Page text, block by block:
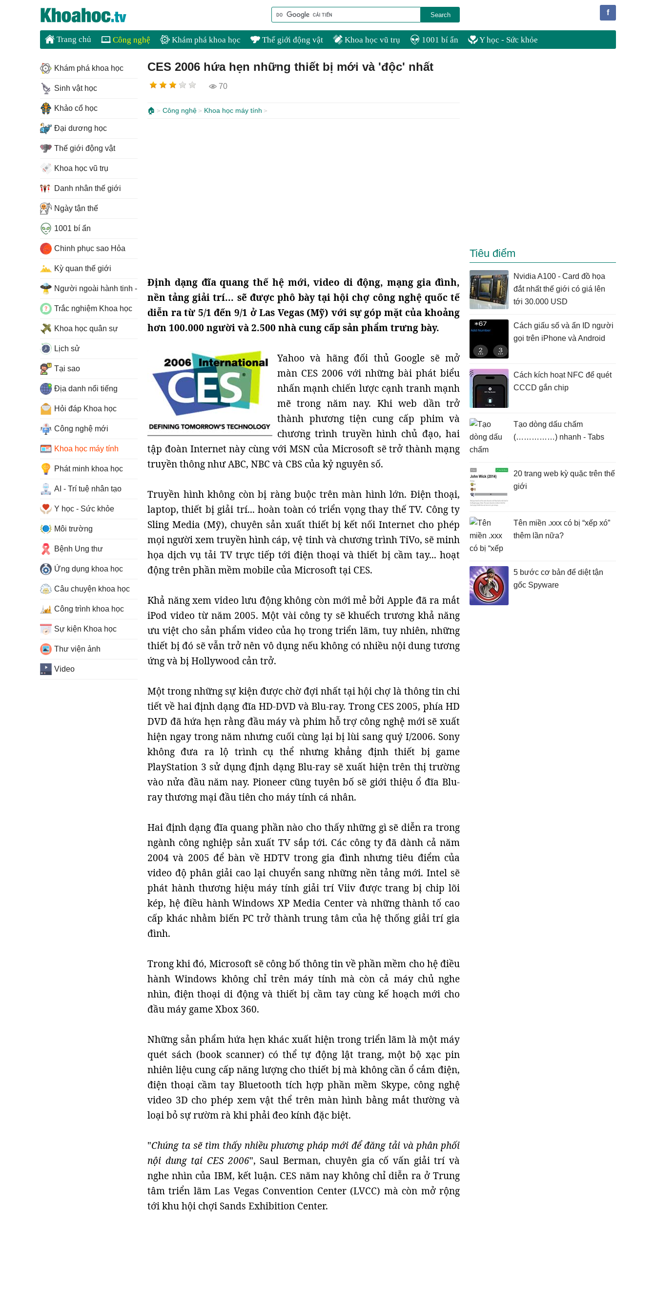
f
Trang chủ Công nghệ Khám phá khoa học Thế giới động vật Khoa học vũ trụ 1001 bí ẩn Y học - Sức khỏe
CES 2006 hứa hẹn những thiết bị mới và 'độc' nhất
70
🏠 Công nghệ Khoa học máy tính
Định dạng đĩa quang thế hệ mới, video di động, mạng gia đình,
nền tảng giải trí... sẽ được phô bày tại hội chợ công nghệ quốc tế
diễn ra từ 5/1 đến 9/1 ở Las Vegas (Mỹ) với sự góp mặt của khoảng
hơn 100.000 người và 2.500 nhà cung cấp sản phẩm trưng bày.
Yahoo và hãng đối thủ Google sẽ mở
màn CES 2006 với những bài phát biểu
nhấn mạnh chiến lược cạnh tranh mạnh
mẽ trong năm nay. Khi web dần trở
thành phương tiện cung cấp phim và
chương trình truyền hình chủ đạo, hai
tập đoàn Internet này cùng với MSN của Microsoft sẽ trở thành mạng
truyền thông như ABC, NBC và CBS của kỷ nguyên số.
Truyền hình không còn bị ràng buộc trên màn hình lớn. Điện thoại,
laptop, thiết bị giải trí... hoàn toàn có triển vọng thay thế TV. Công ty
Sling Media (Mỹ), chuyên sản xuất thiết bị kết nối Internet cho phép
mọi người xem truyền hình cáp, vệ tinh và chương trình TiVo, sẽ minh
họa dịch vụ tải TV trực tiếp tới điện thoại và thiết bị cầm tay... hoạt
động trên phần mềm mobile của Microsoft tại CES.
Khả năng xem video lưu động không còn mới mẻ bởi Apple đã ra mắt
iPod video từ năm 2005. Một vài công ty sẽ khuếch trương khả năng
ưu việt cho sản phẩm video của họ trong triển lãm, tuy nhiên, những
thiết bị đó sẽ vẫn trở nên vô dụng nếu không có nhiều nội dung tương
ứng và bị Hollywood cản trở.
Một trong những sự kiện được chờ đợi nhất tại hội chợ là thông tin chi
tiết về hai định dạng đĩa HD-DVD và Blu-ray. Trong CES 2005, phía HD
DVD đã hứa hẹn rằng đầu máy và phim hỗ trợ công nghệ mới sẽ xuất
hiện ngay trong năm nhưng cuối cùng lại bị lùi sang quý I/2006. Sony
không đưa ra lộ trình cụ thể nhưng khẳng định thiết bị game
PlayStation 3 sử dụng định dạng Blu-ray sẽ xuất hiện trên thị trường
vào nửa đầu năm nay. Pioneer cũng tuyên bố sẽ giới thiệu ổ đĩa Blu-
ray thương mại đầu tiên cho máy tính cá nhân.
Hai định dạng đĩa quang phần nào cho thấy những gì sẽ diễn ra trong
ngành công nghiệp sản xuất TV sắp tới. Các công ty đã dành cả năm
2004 và 2005 để bàn về HDTV trong gia đình nhưng tiêu điểm của
video độ phân giải cao lại chuyển sang những nền tảng mới. Intel sẽ
phát hành thương hiệu máy tính giải trí Viiv được trang bị chip lõi
kép, hệ điều hành Windows XP Media Center và những thành tố cao
cấp khác nhằm biến PC trở thành trung tâm của hệ thống giải trí gia
đình.
Trong khi đó, Microsoft sẽ công bố thông tin về phần mềm cho hệ điều
hành Windows không chỉ trên máy tính mà còn cả máy chủ nghe
nhìn, điện thoại di động và thiết bị cầm tay cùng kế hoạch mới cho
đầu máy game Xbox 360.
Những sản phẩm hứa hẹn khác xuất hiện trong triển lãm là một máy
quét sách (book scanner) có thể tự động lật trang, một bộ xạc pin
nhiên liệu cung cấp năng lượng cho thiết bị mà không cần ổ cắm điện,
điện thoại cầm tay Bluetooth tích hợp phần mềm Skype, công nghệ
video 3D cho phép xem vật thể trên màn hình bằng mắt thường và
loại bỏ sự rườm rà khi phải đeo kính đặc biệt.
"Chúng ta sẽ tìm thấy nhiều phương pháp mới để đăng tải và phân phối
nội dung tại CES 2006", Saul Berman, chuyên gia cố vấn giải trí và
nghe nhìn của IBM, kết luận. CES năm nay không chỉ diễn ra ở Trung
tâm triển lãm Las Vegas Convention Center (LVCC) mà còn mở rộng
tới khu hội chợi Sands Exhibition Center.
Tiêu điểm
Nvidia A100 - Card đồ họa
đắt nhất thế giới có giá lên
tới 30.000 USD
Cách giấu số và ẩn ID người
gọi trên iPhone và Android
Cách kích hoạt NFC để quét
CCCD gắn chip
Tạo dòng dấu chấm
(……………) nhanh - Tabs
20 trang web kỳ quặc trên thế
giới
Tên miền .xxx có bị “xếp xó”
thêm lần nữa?
5 bước cơ bản để diệt tận
gốc Spyware
Khám phá khoa học
Sinh vật học
Khảo cổ học
Đại dương học
Thế giới động vật
Khoa học vũ trụ
Danh nhân thế giới
Ngày tận thế
1001 bí ẩn
Chinh phục sao Hỏa
Kỳ quan thế giới
Người ngoài hành tinh - UFO
Trắc nghiệm Khoa học
Khoa học quân sự
Lịch sử
Tại sao
Địa danh nổi tiếng
Hỏi đáp Khoa học
Công nghệ mới
Khoa học máy tính
Phát minh khoa học
AI - Trí tuệ nhân tạo
Y học - Sức khỏe
Môi trường
Bệnh Ung thư
Ứng dụng khoa học
Câu chuyện khoa học
Công trình khoa học
Sự kiện Khoa học
Thư viện ảnh
Video